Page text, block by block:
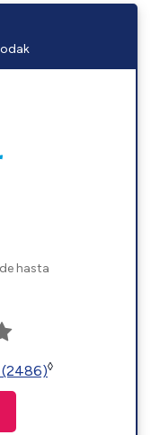
hasta
(2486)◊